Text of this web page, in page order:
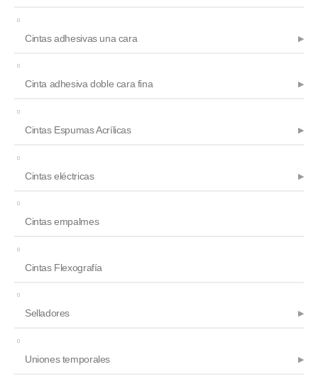
Cintas adhesivas una cara
Cinta adhesiva doble cara fina
Cintas Espumas Acrílicas
Cintas eléctricas
Cintas empalmes
Cintas Flexografía
Selladores
Uniones temporales